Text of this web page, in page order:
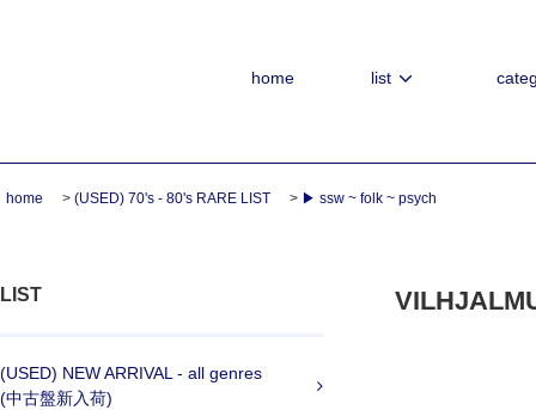
home list
home > (USED) 70's - 80's RARE LIST > ▶ ssw ~ folk ~ psych
LIST
(USED) NEW ARRIVAL - all genres
(中古盤新入荷)